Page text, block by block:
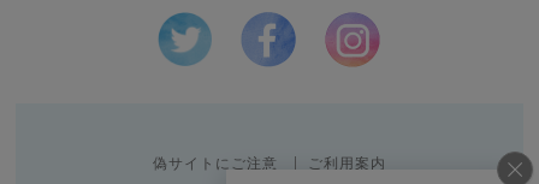
偽サイトにご注意 ご利用案内